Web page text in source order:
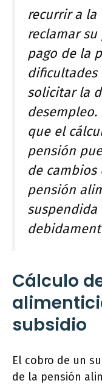
recurrir a la
reclamar
pago de la
dificultades
solicitar la
que el
pensión
de cambios
pensión
suspendida
Cálculo
subsidio
El cobro de un
de la pensión